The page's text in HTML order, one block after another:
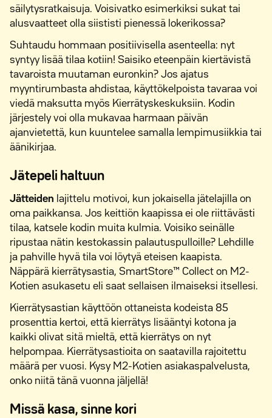
säilytysratkaisuja. Voisivatko esimerkiksi sukat tai
alusvaatteet olla siististi pienessä lokerikossa?
Suhtaudu hommaan positiivisella asenteella: nyt
syntyy lisää tilaa kotiin! Saisiko eteenpäin kiertävistä
tavaroista muutaman euronkin? Jos ajatus
myyntirumbasta ahdistaa, käyttökelpoista tavaraa voi
viedä maksutta myös Kierrätyskeskuksiin. Kodin
järjestely voi olla mukavaa harmaan päivän
ajanvietettä, kun kuuntelee samalla lempimusiikkia tai
äänikirjaa.
Jätepeli haltuun
Jätteiden lajittelu motivoi, kun jokaisella jätelajilla on
oma paikkansa. Jos keittiön kaapissa ei ole riittävästi
tilaa, katsele kodin muita kulmia. Voisiko seinälle
ripustaa nätin kestokassin palautuspulloille? Lehdille
ja pahville hyvä tila voi löytyä eteisen kaapista.
Näppärä kierrätysastia, SmartStore™ Collect on M2-
Kotien asukasetu eli saat sellaisen ilmaiseksi itsellesi.
Kierrätysastian käyttöön ottaneista kodeista 85
prosenttia kertoi, että kierrätys lisääntyi kotona ja
kaikki olivat sitä mieltä, että kierrätys on nyt
helpompaa. Kierrätysastioita on saatavilla rajoitettu
määrä per vuosi. Kysy M2-Kotien asiakaspalvelusta,
onko niitä tänä vuonna jäljellä!
Missä kasa, sinne kori